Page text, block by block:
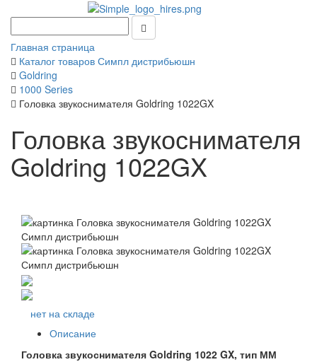
Главная страница
Каталог товаров Симпл дистрибьюшн
Goldring
1000 Series
Головка звукоснимателя Goldring 1022GX
Головка звукоснимателя
Goldring 1022GX
нет на складе
Описание
Головка звукоснимателя Goldring 1022 GX, тип ММ